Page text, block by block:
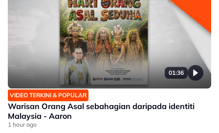
01:36
VIDEO TERKINI & POPULAR
Warisan Orang Asal sebahagian daripada identiti
Malaysia - Aaron
1 hour ago